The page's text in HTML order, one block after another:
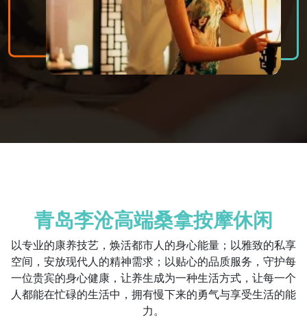
青岛李沧高端桑拿按摩休闲
以专业的康养技艺，焕活都市人的身心能量；以雅致的私享
空间，安放现代人的精神需求；以贴心的品质服务，守护每
一位贵宾的身心健康，让养生成为一种生活方式，让每一个
人都能在忙碌的生活中，拥有慢下来的勇气与享受生活的能
力。